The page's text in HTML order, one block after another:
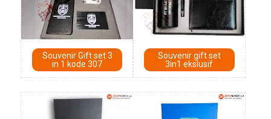
Souvenir Gift set 3
in 1 kode 307
Souvenir gift set
3in1 ekslusif